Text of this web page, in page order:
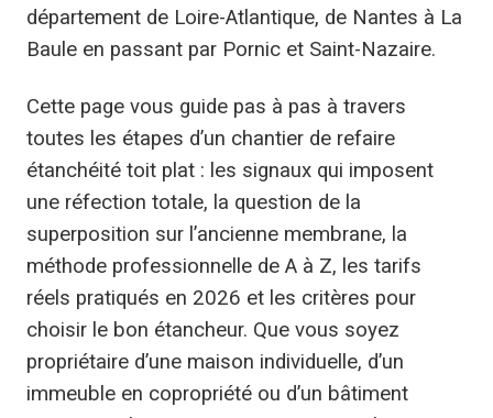
département de Loire-Atlantique, de Nantes à La
Baule en passant par Pornic et Saint-Nazaire.
Cette page vous guide pas à pas à travers
toutes les étapes d’un chantier de refaire
étanchéité toit plat : les signaux qui imposent
une réfection totale, la question de la
superposition sur l’ancienne membrane, la
méthode professionnelle de A à Z, les tarifs
réels pratiqués en 2026 et les critères pour
choisir le bon étancheur. Que vous soyez
propriétaire d’une maison individuelle, d’un
immeuble en copropriété ou d’un bâtiment